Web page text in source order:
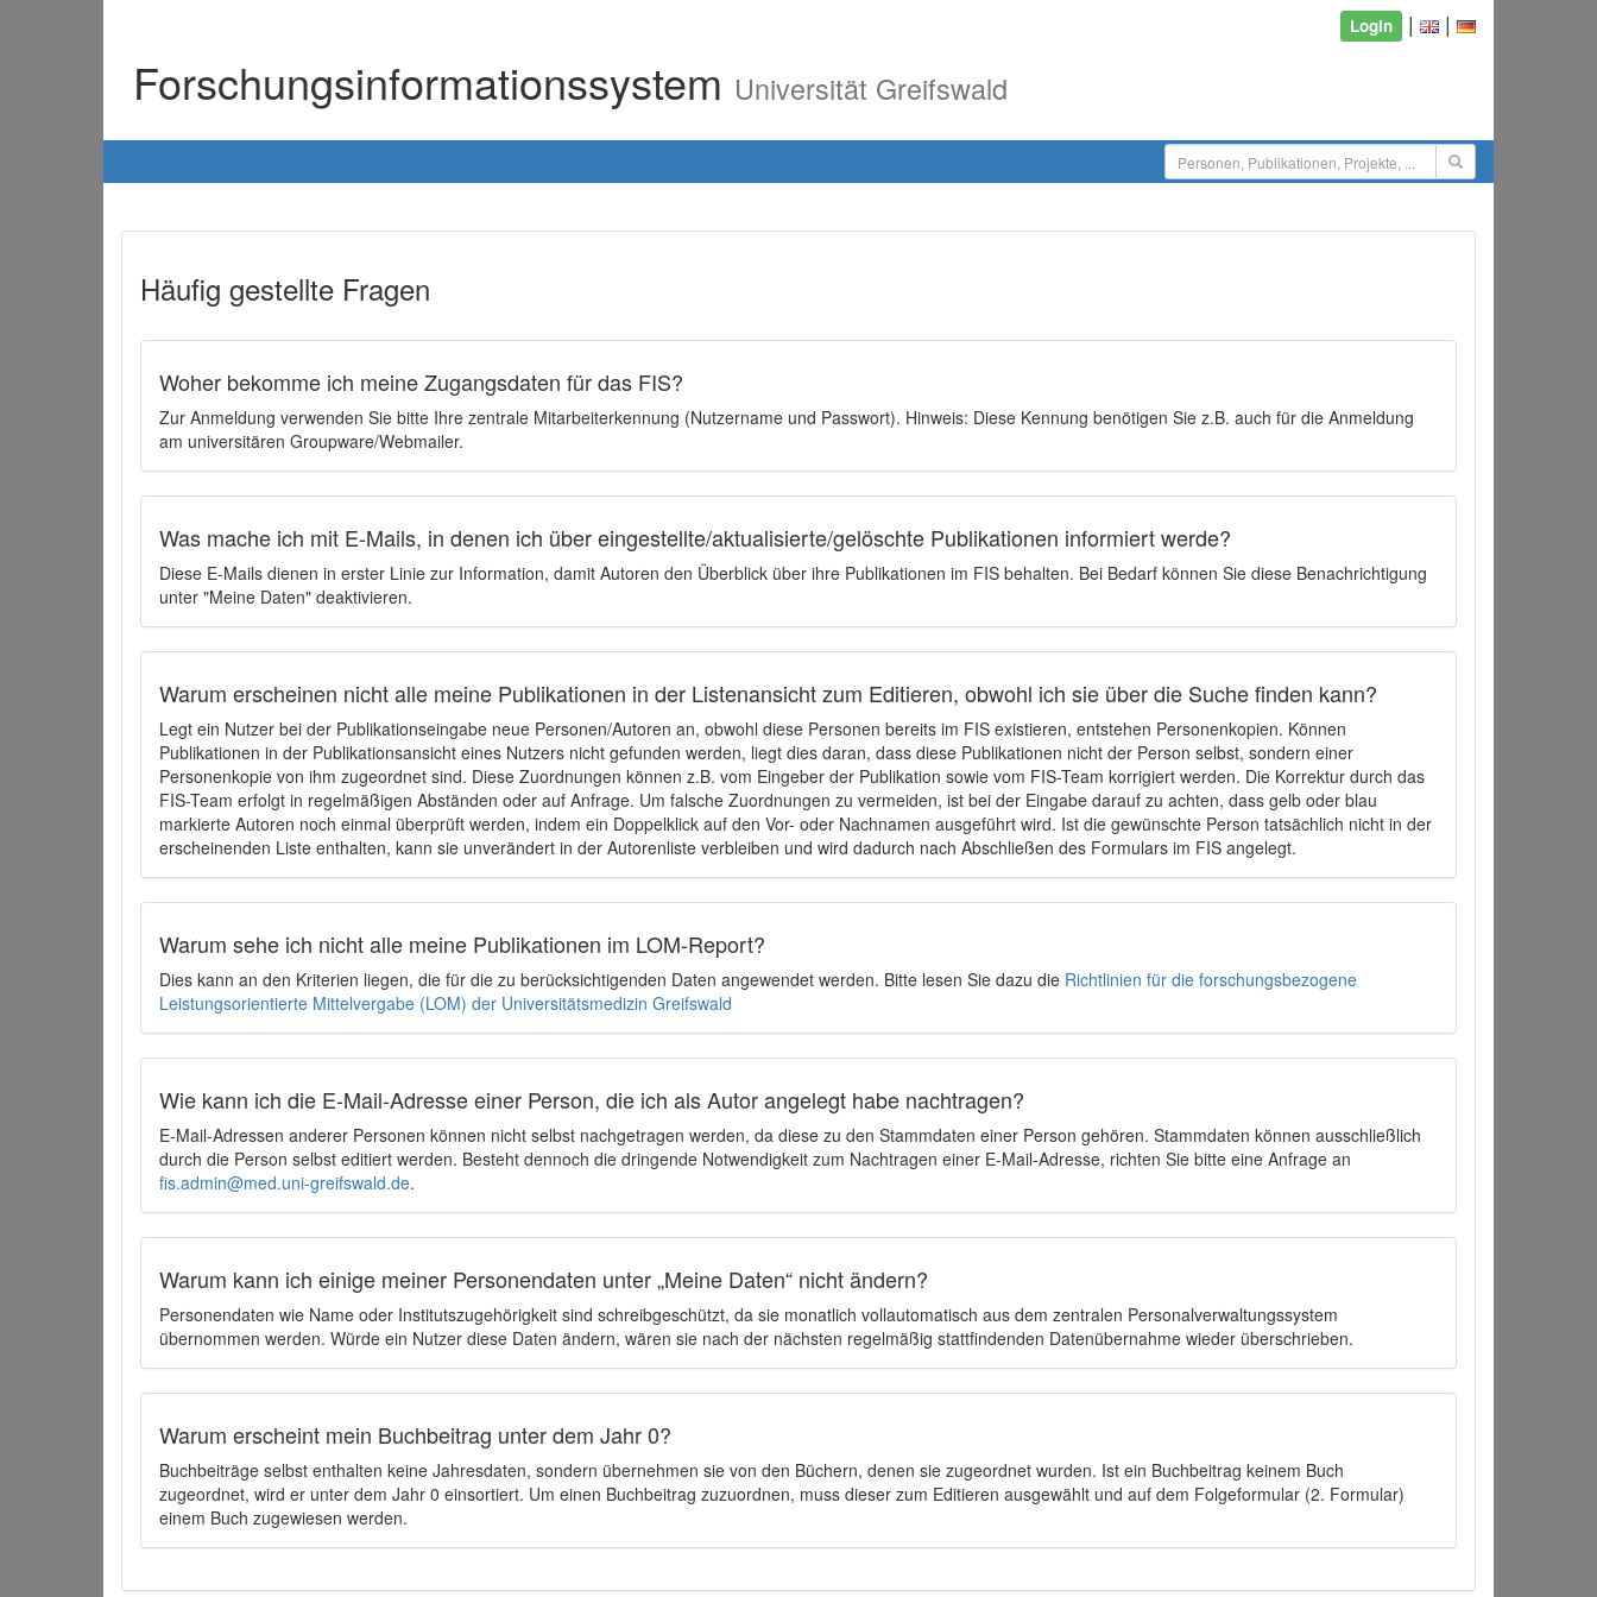
Login | |
Forschungsinformationssystem Universität Greifswald
Häufig gestellte Fragen
Woher bekomme ich meine Zugangsdaten für das FIS?
Zur Anmeldung verwenden Sie bitte Ihre zentrale Mitarbeiterkennung (Nutzername und Passwort). Hinweis: Diese Kennung benötigen Sie z.B. auch für die Anmeldung
am universitären Groupware/Webmailer.
Was mache ich mit E-Mails, in denen ich über eingestellte/aktualisierte/gelöschte Publikationen informiert werde?
Diese E-Mails dienen in erster Linie zur Information, damit Autoren den Überblick über ihre Publikationen im FIS behalten. Bei Bedarf können Sie diese Benachrichtigung
unter "Meine Daten" deaktivieren.
Warum erscheinen nicht alle meine Publikationen in der Listenansicht zum Editieren, obwohl ich sie über die Suche finden kann?
Legt ein Nutzer bei der Publikationseingabe neue Personen/Autoren an, obwohl diese Personen bereits im FIS existieren, entstehen Personenkopien. Können
Publikationen in der Publikationsansicht eines Nutzers nicht gefunden werden, liegt dies daran, dass diese Publikationen nicht der Person selbst, sondern einer
Personenkopie von ihm zugeordnet sind. Diese Zuordnungen können z.B. vom Eingeber der Publikation sowie vom FIS-Team korrigiert werden. Die Korrektur durch das
FIS-Team erfolgt in regelmäßigen Abständen oder auf Anfrage. Um falsche Zuordnungen zu vermeiden, ist bei der Eingabe darauf zu achten, dass gelb oder blau
markierte Autoren noch einmal überprüft werden, indem ein Doppelklick auf den Vor- oder Nachnamen ausgeführt wird. Ist die gewünschte Person tatsächlich nicht in der
erscheinenden Liste enthalten, kann sie unverändert in der Autorenliste verbleiben und wird dadurch nach Abschließen des Formulars im FIS angelegt.
Warum sehe ich nicht alle meine Publikationen im LOM-Report?
Dies kann an den Kriterien liegen, die für die zu berücksichtigenden Daten angewendet werden. Bitte lesen Sie dazu die Richtlinien für die forschungsbezogene
Leistungsorientierte Mittelvergabe (LOM) der Universitätsmedizin Greifswald
Wie kann ich die E-Mail-Adresse einer Person, die ich als Autor angelegt habe nachtragen?
E-Mail-Adressen anderer Personen können nicht selbst nachgetragen werden, da diese zu den Stammdaten einer Person gehören. Stammdaten können ausschließlich
durch die Person selbst editiert werden. Besteht dennoch die dringende Notwendigkeit zum Nachtragen einer E-Mail-Adresse, richten Sie bitte eine Anfrage an
fis.admin@med.uni-greifswald.de.
Warum kann ich einige meiner Personendaten unter „Meine Daten“ nicht ändern?
Personendaten wie Name oder Institutszugehörigkeit sind schreibgeschützt, da sie monatlich vollautomatisch aus dem zentralen Personalverwaltungssystem
übernommen werden. Würde ein Nutzer diese Daten ändern, wären sie nach der nächsten regelmäßig stattfindenden Datenübernahme wieder überschrieben.
Warum erscheint mein Buchbeitrag unter dem Jahr 0?
Buchbeiträge selbst enthalten keine Jahresdaten, sondern übernehmen sie von den Büchern, denen sie zugeordnet wurden. Ist ein Buchbeitrag keinem Buch
zugeordnet, wird er unter dem Jahr 0 einsortiert. Um einen Buchbeitrag zuzuordnen, muss dieser zum Editieren ausgewählt und auf dem Folgeformular (2. Formular)
einem Buch zugewiesen werden.